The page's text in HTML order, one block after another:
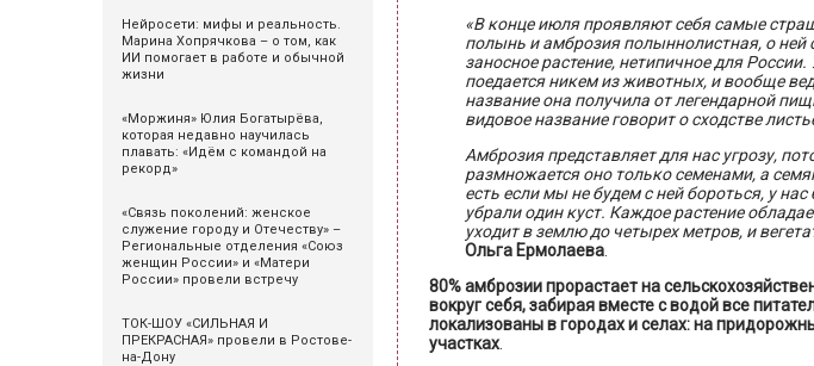
Нейросети: мифы и реальность.
Марина Хопрячкова – о том, как
ИИ помогает в работе и обычной
жизни
«Моржиня» Юлия Богатырёва,
которая недавно научилась
плавать: «Идём с командой на
рекорд»
«Связь поколений: женское
служение городу и Отечеству» –
Региональные отделения «Союз
женщин России» и «Матери
России» провели встречу
ТОК-ШОУ «СИЛЬНАЯ И
ПРЕКРАСНАЯ» провели в Ростове-
на-Дону
«В конце июля проявляют себя самые
полынь и амброзия полыннолистная, о ней
заносное растение, нетипичное для
поедается никем из животных, и вообще
название она получила от легендарной
видовое название говорит о сходстве
Амброзия представляет для нас угрозу,
размножается оно только семенами, а
есть если мы не будем с ней бороться, у
убрали один куст. Каждое растение
уходит в землю до четырех метров, и
Ольга Ермолаева.
80% амброзии прорастает на
вокруг себя, забирая вместе с водой все
локализованы в городах и селах: на
участках.